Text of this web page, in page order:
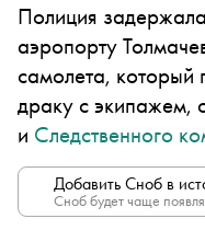
Полиция
аэропорту
самолета, который
драку с экипажем,
и Следственного
Добавить Сноб в
Сноб будет чаще